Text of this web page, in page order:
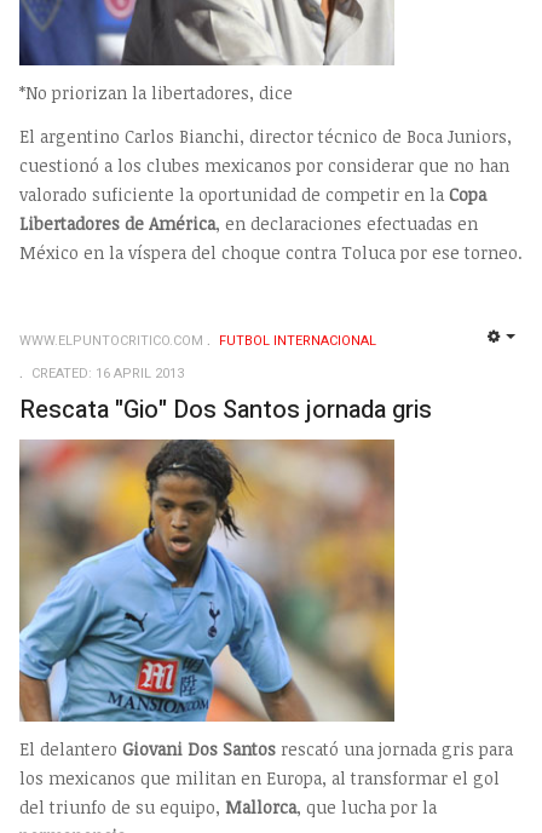
*No priorizan la libertadores, dice
El argentino Carlos Bianchi, director técnico de Boca Juniors,
cuestionó a los clubes mexicanos por considerar que no han
valorado suficiente la oportunidad de competir en la Copa
Libertadores de América, en declaraciones efectuadas en
México en la víspera del choque contra Toluca por ese torneo.
WWW.ELPUNTOCRITICO.COM
FUTBOL INTERNACIONAL
CREATED: 16 APRIL 2013
Rescata "Gio" Dos Santos jornada gris
El delantero Giovani Dos Santos rescató una jornada gris para
los mexicanos que militan en Europa, al transformar el gol
del triunfo de su equipo, Mallorca, que lucha por la